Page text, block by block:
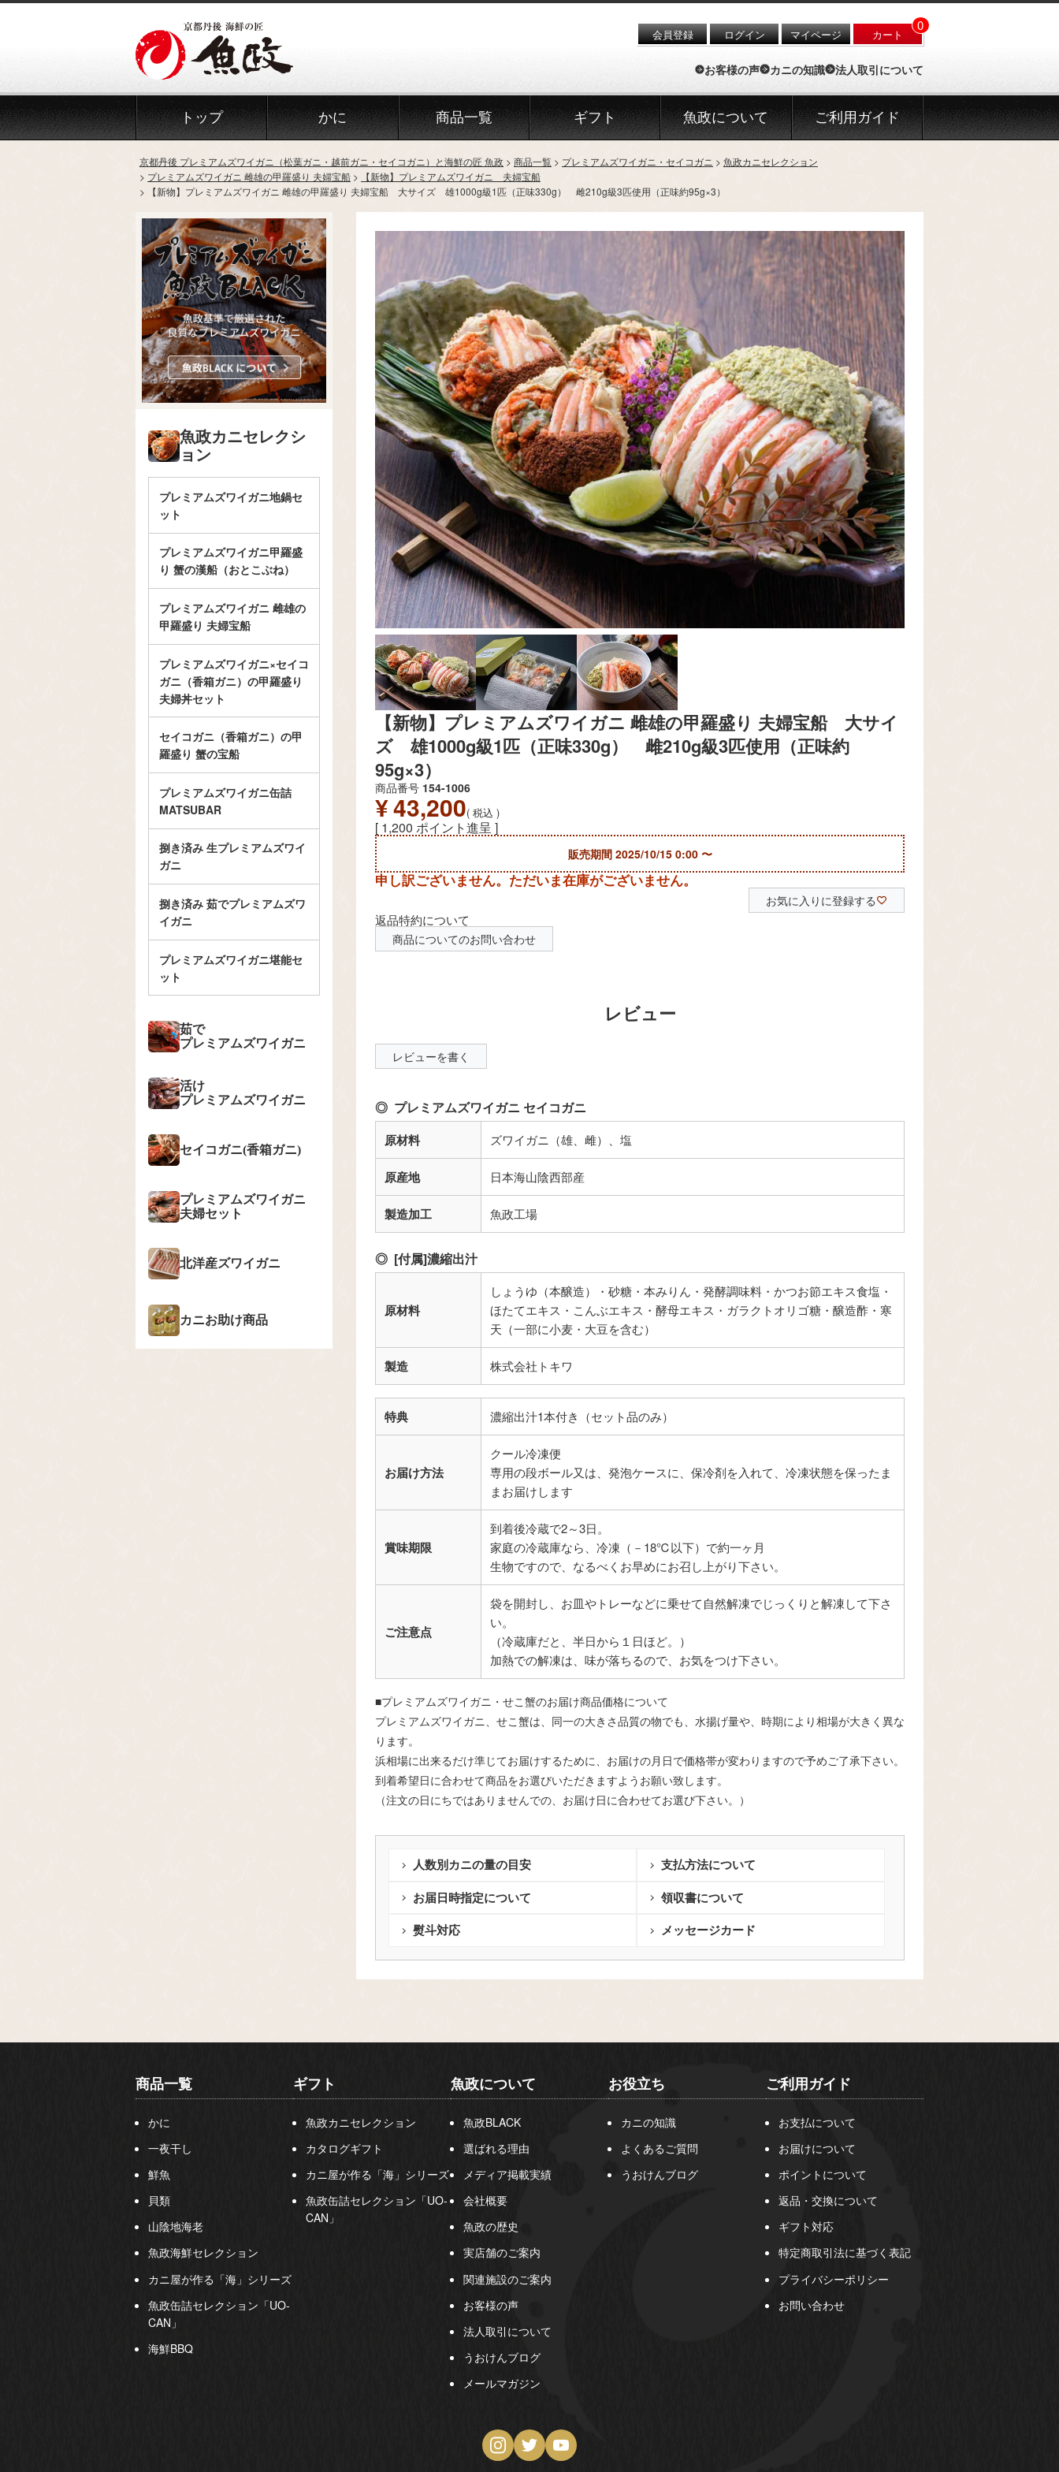
会員登録 ログイン マイページ カート
0
お客様の声 カニの知識 法人取引について
トップ かに 商品一覧 ギフト 魚政について ご利用ガイド
京都丹後 プレミアムズワイガニ（松葉ガニ・越前ガニ・セイコガニ）と海鮮の匠 魚政 商品一覧 プレミアムズワイガニ・セイコガニ
魚政カニセレクション
プレミアムズワイガニ 雌雄の甲羅盛り 夫婦宝船
【新物】プレミアムズワイガニ 夫婦宝船
【新物】プレミアムズワイガニ 雌雄の甲羅盛り 夫婦宝船 大サイズ 雄1000g級1匹（正味330g） 雌210g級3匹使用（正味約95g×3）
魚政カニセレクシ
ョン
プレミアムズワイガニ地鍋セ
ット
プレミアムズワイガニ甲羅盛
り 蟹の漢船（おとこぶね）
プレミアムズワイガニ 雌雄の
甲羅盛り 夫婦宝船
プレミアムズワイガニ×セイコ
ガニ（香箱ガニ）の甲羅盛り
夫婦丼セット
セイコガニ（香箱ガニ）の甲
羅盛り 蟹の宝船
プレミアムズワイガニ缶詰
MATSUBAR
捌き済み 生プレミアムズワイ
ガニ
捌き済み 茹でプレミアムズワ
イガニ
プレミアムズワイガニ堪能セ
ット
茹で
プレミアムズワイガニ
活け
プレミアムズワイガニ
セイコガニ(香箱ガニ)
プレミアムズワイガニ
夫婦セット
北洋産ズワイガニ
カニお助け商品
【新物】プレミアムズワイガニ 雌雄の甲羅盛り 夫婦宝船 大サイ
ズ 雄1000g級1匹（正味330g） 雌210g級3匹使用（正味約
95g×3）
商品番号 154-1006
¥43,200 税込
[ 1,200 ポイント進呈 ]
販売期間 2025/10/15 0:00 〜
申し訳ございません。ただいま在庫がございません。
お気に入りに登録する
返品特約について
商品についてのお問い合わせ
レビューを書く
プレミアムズワイガニ セイコガニ
原材料 ズワイガニ（雄、雌）、塩
原産地 日本海山陰西部産
製造加工 魚政工場
[付属]濃縮出汁
原材料
しょうゆ（本醸造）・砂糖・本みりん・発酵調味料・かつお節エキス食塩・
ほたてエキス・こんぶエキス・酵母エキス・ガラクトオリゴ糖・醸造酢・寒
天（一部に小麦・大豆を含む）
製造 株式会社トキワ
特典 濃縮出汁1本付き（セット品のみ）
お届け方法
クール冷凍便
専用の段ボール又は、発泡ケースに、保冷剤を入れて、冷凍状態を保ったま
まお届けします
賞味期限
到着後冷蔵で2～3日。
家庭の冷蔵庫なら、冷凍（－18℃以下）で約一ヶ月
生物ですので、なるべくお早めにお召し上がり下さい。
ご注意点
袋を開封し、お皿やトレーなどに乗せて自然解凍でじっくりと解凍して下さ
い。
（冷蔵庫だと、半日から１日ほど。）
加熱での解凍は、味が落ちるので、お気をつけ下さい。
■プレミアムズワイガニ・せこ蟹のお届け商品価格について
プレミアムズワイガニ、せこ蟹は、同一の大きさ品質の物でも、水揚げ量や、時期により相場が大きく異な
ります。
浜相場に出来るだけ準じてお届けするために、お届けの月日で価格帯が変わりますので予めご了承下さい。
到着希望日に合わせて商品をお選びいただきますようお願い致します。
（注文の日にちではありませんでの、お届け日に合わせてお選び下さい。）
人数別カニの量の目安
支払方法について
お届日時指定について
領収書について
熨斗対応
メッセージカード
商品一覧
かに
一夜干し
鮮魚
貝類
山陰地海老
魚政海鮮セレクション
カニ屋が作る「海」シリーズ
魚政缶詰セレクション「UO-
CAN」
海鮮BBQ
ギフト
魚政カニセレクション
カタログギフト
カニ屋が作る「海」シリーズ
魚政缶詰セレクション「UO-
CAN」
魚政について
魚政BLACK
選ばれる理由
メディア掲載実績
会社概要
魚政の歴史
実店舗のご案内
関連施設のご案内
お客様の声
法人取引について
うおけんブログ
メールマガジン
お役立ち
カニの知識
よくあるご質問
うおけんブログ
ご利用ガイド
お支払について
お届けについて
ポイントについて
返品・交換について
ギフト対応
特定商取引法に基づく表記
プライバシーポリシー
お問い合わせ